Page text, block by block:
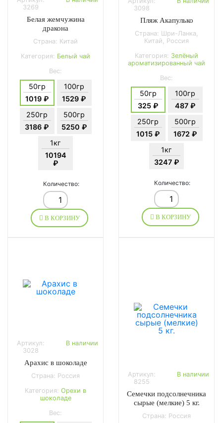
3269
Белая жемчужина
дракона
Страна: Китай
Категория: Белый чай
Вес:
50гр
1019 ₽
100гр
1529 ₽
250гр
3186 ₽
500гр
5250 ₽
1кг
10194
₽
Количество:
В КОРЗИНУ
3098
Пляж Акапулько
Страна: Шри-Ланка,
Китай, Россия
Категория: Зелёный
ароматизированный чай
Вес:
50гр
325 ₽
100гр
487 ₽
250гр
1015 ₽
500гр
1672 ₽
1кг
3247 ₽
Количество:
В КОРЗИНУ
Артикул:
3028
В наличии
Арахис в шоколаде
Страна: Россия
Категория: Орехи в
шоколаде
Вес:
Артикул:
8255
В наличии
Семечки подсолнечника
сырые (мелкие) 5 кг.
Страна: Россия